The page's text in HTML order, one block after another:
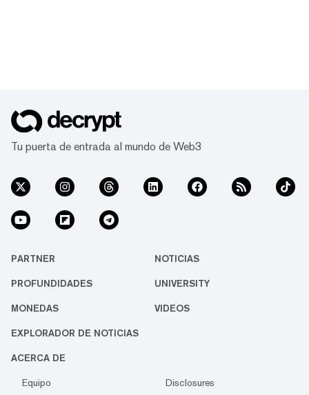
Tu puerta de entrada al mundo de Web3
PARTNER NOTICIAS
PROFUNDIDADES UNIVERSITY
MONEDAS VIDEOS
EXPLORADOR DE NOTICIAS
ACERCA DE
Equipo Disclosures